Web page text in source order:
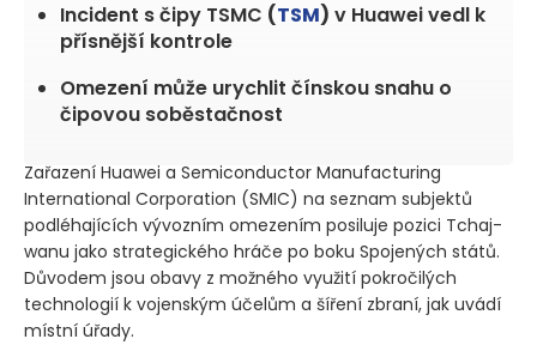
Incident s čipy TSMC (TSM) v Huawei vedl k
přísnější kontrole
Omezení může urychlit čínskou snahu o
čipovou soběstačnost
Zařazení Huawei a Semiconductor Manufacturing
International Corporation (SMIC) na seznam subjektů
podléhajících vývozním omezením posiluje pozici Tchaj-
wanu jako strategického hráče po boku Spojených států.
Důvodem jsou obavy z možného využití pokročilých
technologií k vojenským účelům a šíření zbraní, jak uvádí
místní úřady.